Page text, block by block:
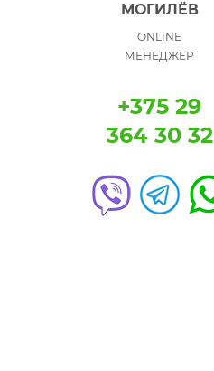
МОГИЛЁВ
ONLINE
МЕНЕДЖЕР
+375 29
364 30 32